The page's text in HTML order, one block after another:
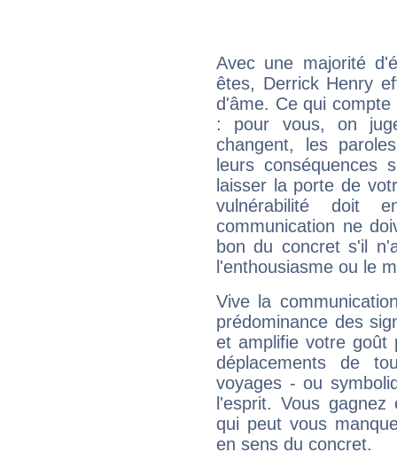
Avec une majorité
êtes, Derrick Henry
d'âme. Ce qui
: pour vous, on
changent, les
leurs conséquences
laisser la porte de
vulnérabilité doit
communication ne
bon du concret s'il
l'enthousiasme ou le
Vive la
prédominance des
et amplifie votre goût
déplacements de
voyages - ou
l'esprit. Vous
qui peut vous
en sens du concret.